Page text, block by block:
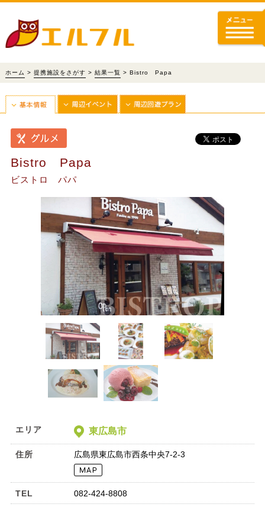
ホーム > 提携施設をさがす > 結果一覧 > Bistro Papa
Bistro Papa
ビストロ パパ
エリア 東広島市
住所 広島県東広島市西条中央7-2-3
TEL 082-424-8808